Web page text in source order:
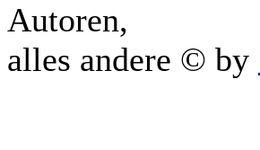
Autoren,
alles andere © by